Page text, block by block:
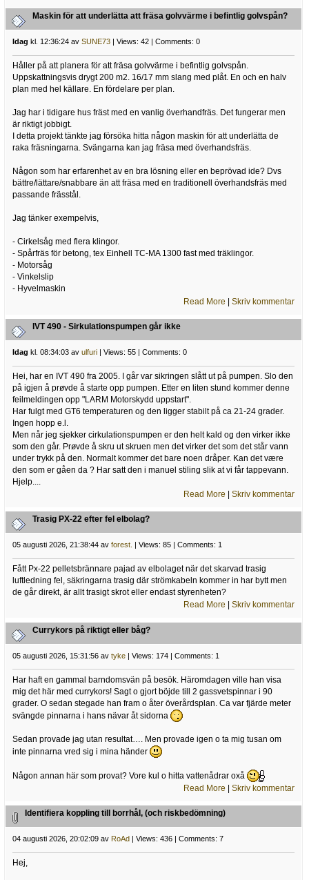
Maskin för att underlätta att fräsa golvvärme i befintlig golvspån?
Idag kl. 12:36:24 av SUNE73| Views: 42 | Comments: 0
Håller på att planera för att fräsa golvvärme i befintlig golvspån.
Uppskattningsvis drygt 200 m2. 16/17 mm slang med plåt. En och en halv
plan med hel källare. En fördelare per plan.
Jag har i tidigare hus fräst med en vanlig överhandfräs. Det fungerar men
är riktigt jobbigt.
I detta projekt tänkte jag försöka hitta någon maskin för att underlätta de
raka fräsningarna. Svängarna kan jag fräsa med överhandsfräs.
Någon som har erfarenhet av en bra lösning eller en beprövad ide? Dvs
bättre/lättare/snabbare än att fräsa med en traditionell överhandsfräs med
passande frässtål.
Jag tänker exempelvis,
- Cirkelsåg med flera klingor.
- Spårfräs för betong, tex Einhell TC-MA 1300 fast med träklingor.
- Motorsåg
- Vinkelslip
- Hyvelmaskin
Read More |Skriv kommentar
IVT 490 - Sirkulationspumpen går ikke
Idag kl. 08:34:03 av ulfuri| Views: 55 | Comments: 0
Hei, har en IVT 490 fra 2005. I går var sikringen slått ut på pumpen. Slo den
på igjen å prøvde å starte opp pumpen. Etter en liten stund kommer denne
feilmeldingen opp "LARM Motorskydd uppstart".
Har fulgt med GT6 temperaturen og den ligger stabilt på ca 21-24 grader.
Ingen hopp e.l.
Men når jeg sjekker cirkulationspumpen er den helt kald og den virker ikke
som den går. Prøvde å skru ut skruen men det virker det som det står vann
under trykk på den. Normalt kommer det bare noen dråper. Kan det være
den som er gåen da ? Har satt den i manuel stiling slik at vi får tappevann.
Hjelp....
Read More |Skriv kommentar
Trasig PX-22 efter fel elbolag?
05 augusti 2026, 21:38:44 av forest. | Views: 85 | Comments: 1
Fått Px-22 pelletsbrännare pajad av elbolaget när det skarvad trasig
luftledning fel, säkringarna trasig där strömkabeln kommer in har bytt men
de går direkt, är allt trasigt skrot eller endast styrenheten?
Read More |Skriv kommentar
Currykors på riktigt eller båg?
05 augusti 2026, 15:31:56 av tyke| Views: 174 | Comments: 1
Har haft en gammal barndomsvän på besök. Häromdagen ville han visa
mig det här med currykors! Sagt o gjort böjde till 2 gassvetspinnar i 90
grader. O sedan stegade han fram o åter överårdsplan. Ca var fjärde meter
svängde pinnarna i hans nävar åt sidorna
Sedan provade jag utan resultat…. Men provade igen o ta mig tusan om
inte pinnarna vred sig i mina händer
Någon annan här som provat? Vore kul o hitta vattenådrar oxå
Read More |Skriv kommentar
Identifiera koppling till borrhål, (och riskbedömning)
04 augusti 2026, 20:02:09 av RoAd| Views: 436 | Comments: 7
Hej,